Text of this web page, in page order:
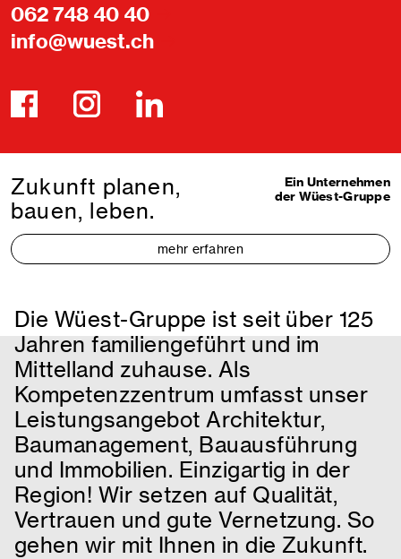
062 748 40 40
info@wuest.ch
Zukunft planen,
bauen, leben.
mehr erfahren
Ein Unternehmen
der Wüest-Gruppe
Die Wüest-Gruppe ist seit über 125
Jahren familiengeführt und im
Mittelland zuhause. Als
Kompetenzzentrum umfasst unser
Leistungsangebot Architektur,
Baumanagement, Bauausführung
und Immobilien. Einzigartig in der
Region! Wir setzen auf Qualität,
Vertrauen und gute Vernetzung. So
gehen wir mit Ihnen in die Zukunft.